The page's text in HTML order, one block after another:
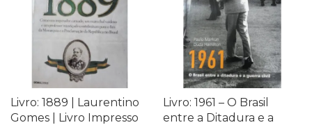
Livro: 1889 | Laurentino
Gomes | Livro Impresso
Livro: 1961 – O Brasil
entre a Ditadura e a